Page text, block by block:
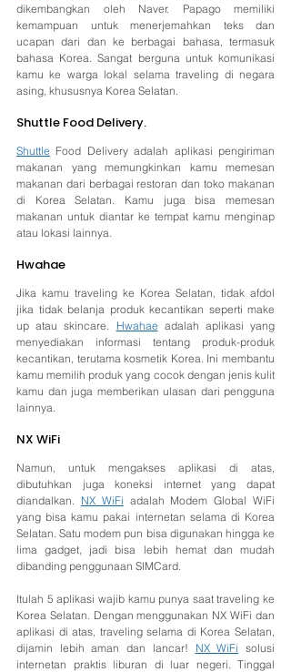
dikembangkan oleh Naver. Papago memiliki
kemampuan untuk menerjemahkan teks dan
ucapan dari dan ke berbagai bahasa, termasuk
bahasa Korea. Sangat berguna untuk komunikasi
kamu ke warga lokal selama traveling di negara
asing, khususnya Korea Selatan.
Shuttle Food Delivery.
Shuttle Food Delivery adalah aplikasi pengiriman
makanan yang memungkinkan kamu memesan
makanan dari berbagai restoran dan toko makanan
di Korea Selatan. Kamu juga bisa memesan
makanan untuk diantar ke tempat kamu menginap
atau lokasi lainnya.
Hwahae
Jika kamu traveling ke Korea Selatan, tidak afdol
jika tidak belanja produk kecantikan seperti make
up atau skincare. Hwahae adalah aplikasi yang
menyediakan informasi tentang produk-produk
kecantikan, terutama kosmetik Korea. Ini membantu
kamu memilih produk yang cocok dengan jenis kulit
kamu dan juga memberikan ulasan dari pengguna
lainnya.
NX WiFi
Namun, untuk mengakses aplikasi di atas,
dibutuhkan juga koneksi internet yang dapat
diandalkan. NX WiFi adalah Modem Global WiFi
yang bisa kamu pakai internetan selama di Korea
Selatan. Satu modem pun bisa digunakan hingga ke
lima gadget, jadi bisa lebih hemat dan mudah
dibanding penggunaan SIMCard.
Itulah 5 aplikasi wajib kamu punya saat traveling ke
Korea Selatan. Dengan menggunakan NX WiFi dan
aplikasi di atas, traveling selama di Korea Selatan,
dijamin lebih aman dan lancar! NX WiFi solusi
internetan praktis liburan di luar negeri. Tinggal